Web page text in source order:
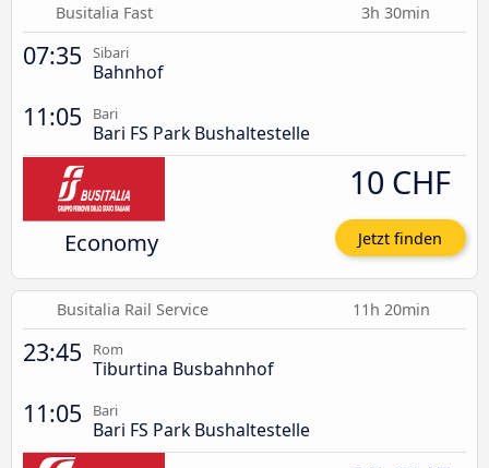
Busitalia Fast 3h 30min
07:35 Sibari
Bahnhof
11:05 Bari
Bari FS Park Bushaltestelle
Economy
10 CHF
Jetzt finden
Busitalia Rail Service 11h 20min
23:45 Rom
Tiburtina Busbahnhof
11:05 Bari
Bari FS Park Bushaltestelle